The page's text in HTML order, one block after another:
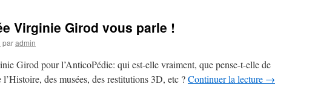
Virginie Girod vous parle !
paradmin
Girod pour l’AnticoPédie: qui est-elle vraiment, que pense-t-elle de
l’Histoire, des musées, des restitutions 3D, etc ?Continuer la lecture →